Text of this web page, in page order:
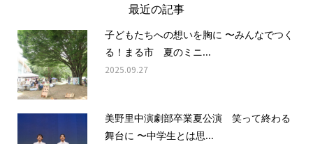
最近の記事
子どもたちへの想いを胸に 〜みんなでつく
る！まる市 夏のミニ...
2025.09.27
美野里中演劇部卒業夏公演 笑って終わる
舞台に 〜中学生とは思...